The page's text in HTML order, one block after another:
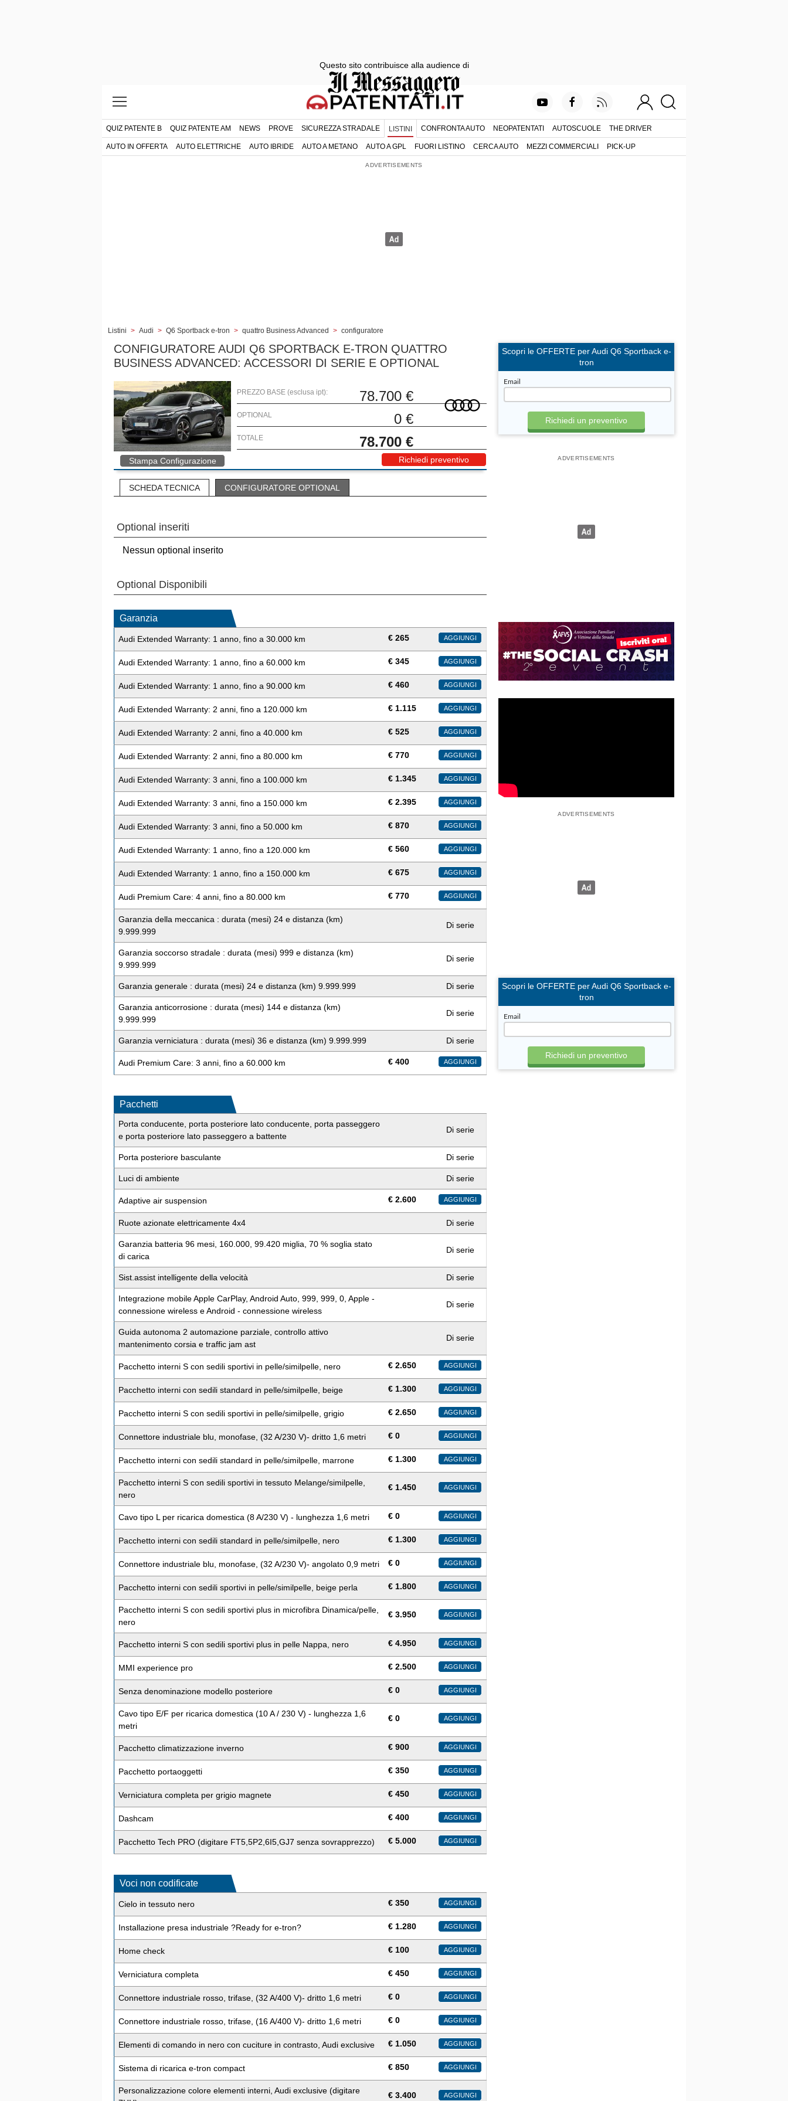
QUIZ PATENTE B QUIZ PATENTE AM NEWS PROVE SICUREZZA STRADALE LISTINI CONFRONTA AUTO NEOPATENTATI AUTOSCUOLE THE DRIVER
AUTO IN OFFERTA AUTO ELETTRICHE AUTO IBRIDE AUTO A METANO AUTO A GPL FUORI LISTINO CERCA AUTO MEZZI COMMERCIALI PICK-UP
Listini > Audi > Q6 Sportback e-tron > quattro Business Advanced > configuratore
CONFIGURATORE AUDI Q6 SPORTBACK E-TRON QUATTRO
BUSINESS ADVANCED: ACCESSORI DI SERIE E OPTIONAL
Stampa Configurazione
PREZZO BASE (esclusa ipt): 78.700 €
OPTIONAL 0 €
TOTALE 78.700 €
Richiedi preventivo
SCHEDA TECNICA CONFIGURATORE OPTIONAL
Optional inseriti
Nessun optional inserito
Optional Disponibili
Garanzia
Audi Extended Warranty: 1 anno, fino a 30.000 km € 265 AGGIUNGI
Audi Extended Warranty: 1 anno, fino a 60.000 km € 345 AGGIUNGI
Audi Extended Warranty: 1 anno, fino a 90.000 km € 460 AGGIUNGI
Audi Extended Warranty: 2 anni, fino a 120.000 km € 1.115 AGGIUNGI
Audi Extended Warranty: 2 anni, fino a 40.000 km € 525 AGGIUNGI
Audi Extended Warranty: 2 anni, fino a 80.000 km € 770 AGGIUNGI
Audi Extended Warranty: 3 anni, fino a 100.000 km € 1.345 AGGIUNGI
Audi Extended Warranty: 3 anni, fino a 150.000 km € 2.395 AGGIUNGI
Audi Extended Warranty: 3 anni, fino a 50.000 km € 870 AGGIUNGI
Audi Extended Warranty: 1 anno, fino a 120.000 km € 560 AGGIUNGI
Audi Extended Warranty: 1 anno, fino a 150.000 km € 675 AGGIUNGI
Audi Premium Care: 4 anni, fino a 80.000 km € 770 AGGIUNGI
Garanzia della meccanica : durata (mesi) 24 e distanza (km)
9.999.999
Di serie
Garanzia soccorso stradale : durata (mesi) 999 e distanza (km)
9.999.999
Di serie
Garanzia generale : durata (mesi) 24 e distanza (km) 9.999.999 Di serie
Garanzia anticorrosione : durata (mesi) 144 e distanza (km)
9.999.999
Di serie
Garanzia verniciatura : durata (mesi) 36 e distanza (km) 9.999.999 Di serie
Audi Premium Care: 3 anni, fino a 60.000 km € 400 AGGIUNGI
Pacchetti
Porta conducente, porta posteriore lato conducente, porta passeggero
e porta posteriore lato passeggero a battente
Di serie
Porta posteriore basculante Di serie
Luci di ambiente Di serie
Adaptive air suspension € 2.600 AGGIUNGI
Ruote azionate elettricamente 4x4 Di serie
Garanzia batteria 96 mesi, 160.000, 99.420 miglia, 70 % soglia stato
di carica
Di serie
Sist.assist intelligente della velocità Di serie
Integrazione mobile Apple CarPlay, Android Auto, 999, 999, 0, Apple -
connessione wireless e Android - connessione wireless
Di serie
Guida autonoma 2 automazione parziale, controllo attivo
mantenimento corsia e traffic jam ast
Di serie
Pacchetto interni S con sedili sportivi in pelle/similpelle, nero € 2.650 AGGIUNGI
Pacchetto interni con sedili standard in pelle/similpelle, beige € 1.300 AGGIUNGI
Pacchetto interni S con sedili sportivi in pelle/similpelle, grigio € 2.650 AGGIUNGI
Connettore industriale blu, monofase, (32 A/230 V)- dritto 1,6 metri € 0 AGGIUNGI
Pacchetto interni con sedili standard in pelle/similpelle, marrone € 1.300 AGGIUNGI
Pacchetto interni S con sedili sportivi in tessuto Melange/similpelle,
nero
€ 1.450 AGGIUNGI
Cavo tipo L per ricarica domestica (8 A/230 V) - lunghezza 1,6 metri € 0 AGGIUNGI
Pacchetto interni con sedili standard in pelle/similpelle, nero € 1.300 AGGIUNGI
Connettore industriale blu, monofase, (32 A/230 V)- angolato 0,9 metri € 0 AGGIUNGI
Pacchetto interni con sedili sportivi in pelle/similpelle, beige perla € 1.800 AGGIUNGI
Pacchetto interni S con sedili sportivi plus in microfibra Dinamica/pelle,
nero
€ 3.950 AGGIUNGI
Pacchetto interni S con sedili sportivi plus in pelle Nappa, nero € 4.950 AGGIUNGI
MMI experience pro € 2.500 AGGIUNGI
Senza denominazione modello posteriore € 0 AGGIUNGI
Cavo tipo E/F per ricarica domestica (10 A / 230 V) - lunghezza 1,6
metri
€ 0 AGGIUNGI
Pacchetto climatizzazione inverno € 900 AGGIUNGI
Pacchetto portaoggetti € 350 AGGIUNGI
Verniciatura completa per grigio magnete € 450 AGGIUNGI
Dashcam € 400 AGGIUNGI
Pacchetto Tech PRO (digitare FT5,5P2,6I5,GJ7 senza sovrapprezzo) € 5.000 AGGIUNGI
Voci non codificate
Cielo in tessuto nero € 350 AGGIUNGI
Installazione presa industriale ?Ready for e-tron? € 1.280 AGGIUNGI
Home check € 100 AGGIUNGI
Verniciatura completa € 450 AGGIUNGI
Connettore industriale rosso, trifase, (32 A/400 V)- dritto 1,6 metri € 0 AGGIUNGI
Connettore industriale rosso, trifase, (16 A/400 V)- dritto 1,6 metri € 0 AGGIUNGI
Elementi di comando in nero con cuciture in contrasto, Audi exclusive € 1.050 AGGIUNGI
Sistema di ricarica e-tron compact € 850 AGGIUNGI
Personalizzazione colore elementi interni, Audi exclusive (digitare
€ 3.400 AGGIUNGI
Scopri le OFFERTE per Audi Q6 Sportback e-
tron
Email
Scopri le OFFERTE per Audi Q6 Sportback e-
tron
Email
Questo sito contribuisce alla audience di